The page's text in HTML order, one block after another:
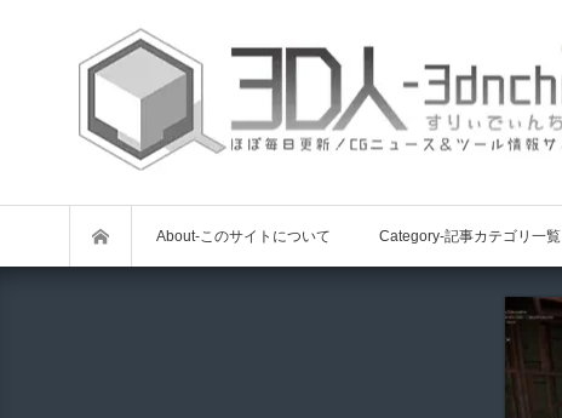
About-このサイトについて Category-記事カテゴリ一覧